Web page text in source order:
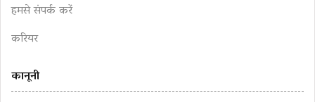
हमसे संपर्क करें
करियर
कानूनी